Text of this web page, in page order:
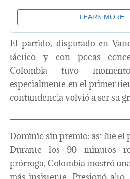
El partido, disputado en
táctico y con pocas
Colombia tuvo
especialmente en el primer
contundencia volvió a ser su
Dominio sin premio: así fue el
Durante los 90 minutos
prórroga, Colombia mostró